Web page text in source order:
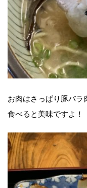
お肉はさっぱり豚バ
食べると美味ですよ！